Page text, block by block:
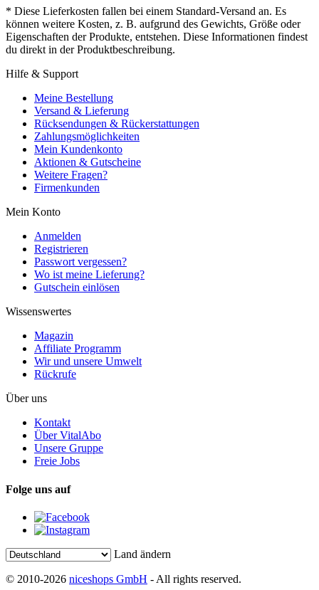
* Diese Lieferkosten fallen bei einem Standard-Versand an. Es
können weitere Kosten, z. B. aufgrund des Gewichts, Größe oder
Eigenschaften der Produkte, entstehen. Diese Informationen findest
du direkt in der Produktbeschreibung.
Hilfe & Support
Meine Bestellung
Versand & Lieferung
Rücksendungen & Rückerstattungen
Zahlungsmöglichkeiten
Mein Kundenkonto
Aktionen & Gutscheine
Weitere Fragen?
Firmenkunden
Mein Konto
Anmelden
Registrieren
Passwort vergessen?
Wo ist meine Lieferung?
Gutschein einlösen
Wissenswertes
Magazin
Affiliate Programm
Wir und unsere Umwelt
Rückrufe
Über uns
Kontakt
Über VitalAbo
Unsere Gruppe
Freie Jobs
Folge uns auf
Land ändern
© 2010-2026 niceshops GmbH - All rights reserved.